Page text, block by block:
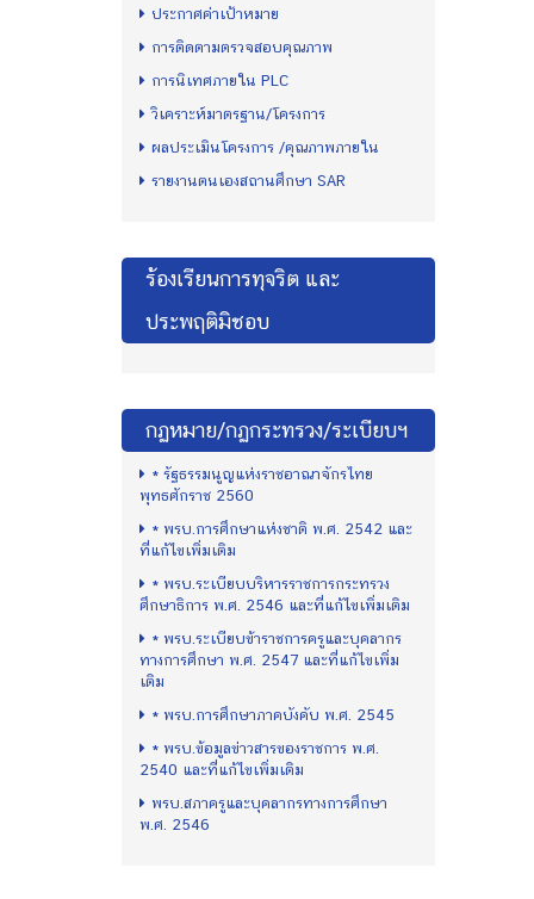
ประกาศค่าเป้าหมาย
การติดตามตรวจสอบคุณภาพ
การนิเทศภายใน PLC
วิเคราะห์มาตรฐาน/โครงการ
ผลประเมินโครงการ /คุณภาพภายใน
รายงานตนเองสถานศึกษา SAR
ร้องเรียนการทุจริต และ
ประพฤติมิชอบ
กฏหมาย/กฏกระทรวง/ระเบียบฯ
* รัฐธรรมนูญแห่งราชอาณาจักรไทย
พุทธศักราช 2560
* พรบ.การศึกษาแห่งชาติ พ.ศ. 2542 และ
ที่แก้ไขเพิ่มเติม
* พรบ.ระเบียบบริหารราชการกระทรวง
ศึกษาธิการ พ.ศ. 2546 และที่แก้ไขเพิ่มเติม
* พรบ.ระเบียบข้าราชการครูและบุคลากร
ทางการศึกษา พ.ศ. 2547 และที่แก้ไขเพิ่ม
เติม
* พรบ.การศึกษาภาคบังคับ พ.ศ. 2545
* พรบ.ข้อมูลข่าวสารของราชการ พ.ศ.
2540 และที่แก้ไขเพิ่มเติม
พรบ.สภาครูและบุคลากรทางการศึกษา
พ.ศ. 2546